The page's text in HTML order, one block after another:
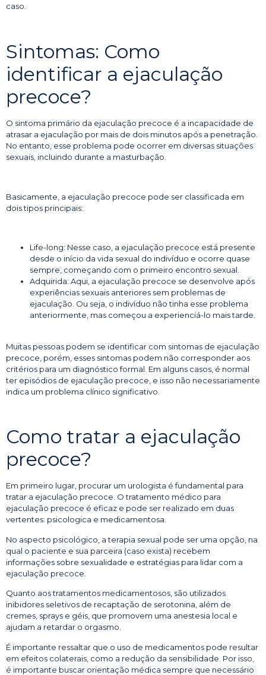
caso.
Sintomas: Como
identificar a ejaculação
precoce?
O sintoma primário da ejaculação precoce é a incapacidade de
atrasar a ejaculação por mais de dois minutos após a penetração.
No entanto, esse problema pode ocorrer em diversas situações
sexuais, incluindo durante a masturbação.
Basicamente, a ejaculação precoce pode ser classificada em
dois tipos principais:
Life-long: Nesse caso, a ejaculação precoce está presente
desde o início da vida sexual do indivíduo e ocorre quase
sempre, começando com o primeiro encontro sexual.
Adquirida: Aqui, a ejaculação precoce se desenvolve após
experiências sexuais anteriores sem problemas de
ejaculação. Ou seja, o indivíduo não tinha esse problema
anteriormente, mas começou a experienciá-lo mais tarde.
Muitas pessoas podem se identificar com sintomas de ejaculação
precoce, porém, esses sintomas podem não corresponder aos
critérios para um diagnóstico formal. Em alguns casos, é normal
ter episódios de ejaculação precoce, e isso não necessariamente
indica um problema clínico significativo.
Como tratar a ejaculação
precoce?
Em primeiro lugar, procurar um urologista é fundamental para
tratar a ejaculação precoce. O tratamento médico para
ejaculação precoce é eficaz e pode ser realizado em duas
vertentes: psicologica e medicamentosa.
No aspecto psicológico, a terapia sexual pode ser uma opção, na
qual o paciente e sua parceira (caso exista) recebem
informações sobre sexualidade e estratégias para lidar com a
ejaculação precoce.
Quanto aos tratamentos medicamentosos, são utilizados
inibidores seletivos de recaptação de serotonina, além de
cremes, sprays e géis, que promovem uma anestesia local e
ajudam a retardar o orgasmo.
É importante ressaltar que o uso de medicamentos pode resultar
em efeitos colaterais, como a redução da sensibilidade. Por isso,
é importante buscar orientação médica sempre que necessário